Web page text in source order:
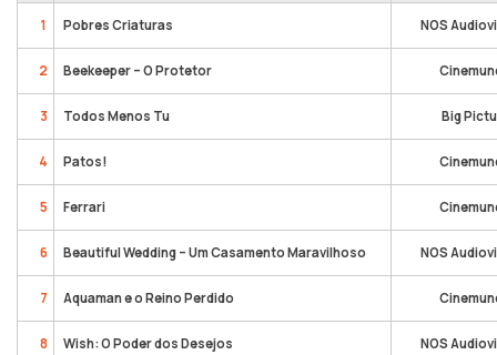
1 Pobres Criaturas NOS
2 Beekeeper – O Protetor
3 Todos Menos Tu Big
4 Patos!
5 Ferrari
6 Beautiful Wedding – Um Casamento Maravilhoso NOS
7 Aquaman e o Reino Perdido
8 Wish: O Poder dos Desejos NOS